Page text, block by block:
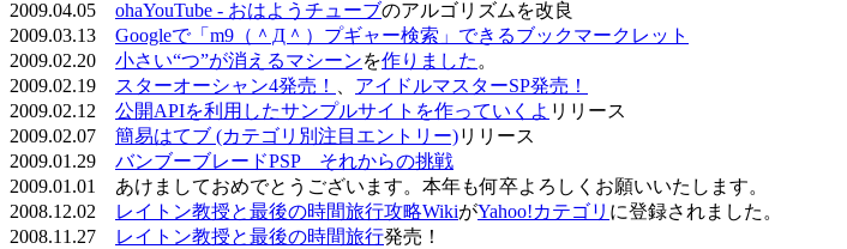
2009.04.05 ohaYouTube - おはようチューブのアルゴリズムを改良
2009.03.13 Googleで「m9（＾Д＾）プギャー検索」できるブックマークレット
2009.02.20 小さい“つ”が消えるマシーンを作りました 。
2009.02.19
スターオーシャン4発売！
アイドルマスターSP発売！
2009.02.12 公開APIを利用したサンプルサイトを作っていくよ リリース
2009.02.07 簡易はてブ (カテゴリ別注目エントリー)リリース
2009.01.29 バンブーブレードPSP それからの挑戦
2009.01.01 あけましておめでとうございます。本年も何卒よろしくお願いいたします。
2008.12.02
レイトン教授と最後の時間旅行攻略WikiがYahoo!カテゴリ に登録されました。
2008.11.27
レイトン教授と最後の時間旅行発売！